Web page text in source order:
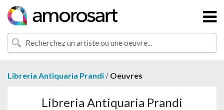
Libreria Antiquaria Prandi / Oeuvres
Libreria Antiquaria Prandi